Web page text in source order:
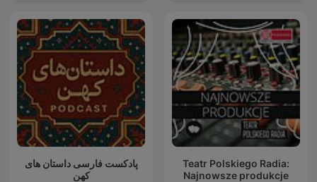
پادکست فارسی داستان های
کهن
Teatr Polskiego Radia:
Najnowsze produkcje